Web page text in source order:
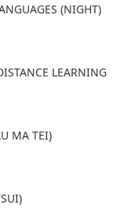
(NIGHT)
LEARNING
MA TEI)